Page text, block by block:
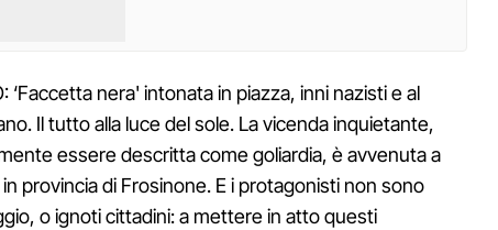
‘Faccetta nera' intonata in piazza, inni nazisti e al
Il tutto alla luce del sole. La vicenda inquietante,
essere descritta come goliardia, è avvenuta a
in provincia di Frosinone. E i protagonisti non sono
o ignoti cittadini: a mettere in atto questi